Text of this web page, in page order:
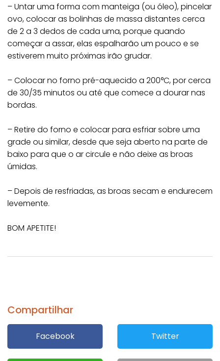
– Untar uma forma com manteiga (ou óleo), pincelar
ovo, colocar as bolinhas de massa distantes cerca
de 2 a 3 dedos de cada uma, porque quando
começar a assar, elas espalharão um pouco e se
estiverem muito próximas irão grudar.
– Colocar no forno pré-aquecido a 200°C, por cerca
de 30/35 minutos ou até que comece a dourar nas
bordas.
– Retire do forno e colocar para esfriar sobre uma
grade ou similar, desde que seja aberto na parte de
baixo para que o ar circule e não deixe as broas
úmidas.
– Depois de resfriadas, as broas secam e endurecem
levemente.
BOM APETITE!
Compartilhar
Facebook Twitter